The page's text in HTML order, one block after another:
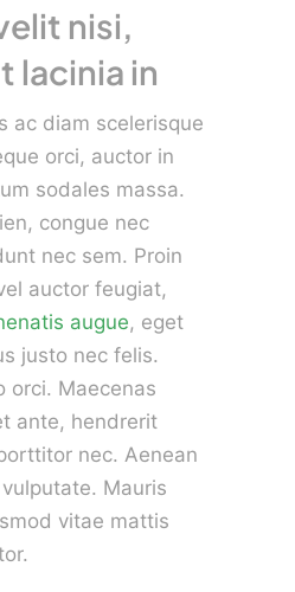
nisi,
lacinia in
ac diam scelerisque
orci, auctor in
sodales massa.
congue nec
nec sem. Proin
auctor feugiat,
augue, eget
justo nec felis.
orci. Maecenas
ante, hendrerit
nec. Aenean
Mauris
vitae mattis